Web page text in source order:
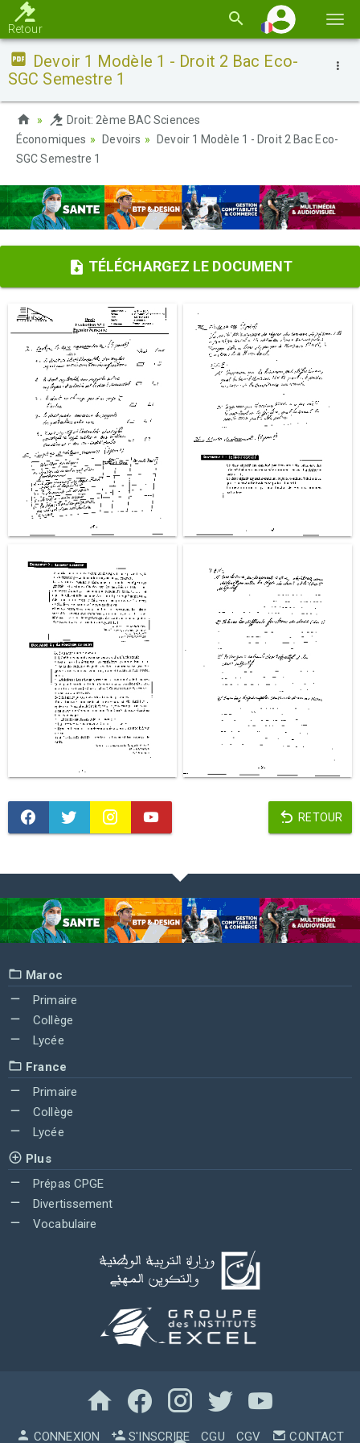
la
Retour
Devoir 1 Modèle 1 - Droit 2 Bac Eco-
SGC Semestre 1
Droit: 2ème BAC Sciences
Économiques
Devoirs
Devoir 1 Modèle 1 - Droit 2 Bac Eco-
SGC Semestre 1
TÉLÉCHARGEZ LE DOCUMENT
RETOUR
Maroc
Primaire
Collège
Lycée
France
Primaire
Collège
Lycée
Plus
Prépas CPGE
Divertissement
Vocabulaire
CONNEXION S'INSCRIRE CGU CGV CONTACT